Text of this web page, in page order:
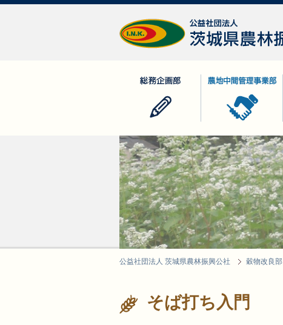
公益社団法人 茨城県農林振興公社 穀物改良部
そば打ち入門